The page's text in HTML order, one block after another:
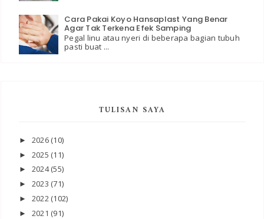
Cara Pakai Koyo Hansaplast Yang Benar
Agar Tak Terkena Efek Samping
Pegal linu atau nyeri di beberapa bagian tubuh
pasti buat ...
TULISAN SAYA
► 2026 (10)
► 2025 (11)
► 2024(55)
► 2023 (71)
► 2022 (102)
► 2021 (91)